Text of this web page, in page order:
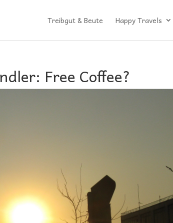
Treibgut & Beute Happy Travels
Free Coffee?